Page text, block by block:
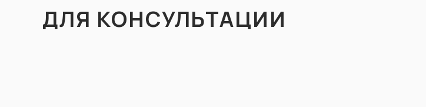
ДЛЯ КОНСУЛЬТАЦИИДЛЯ КОНСУЛЬТАЦИИ